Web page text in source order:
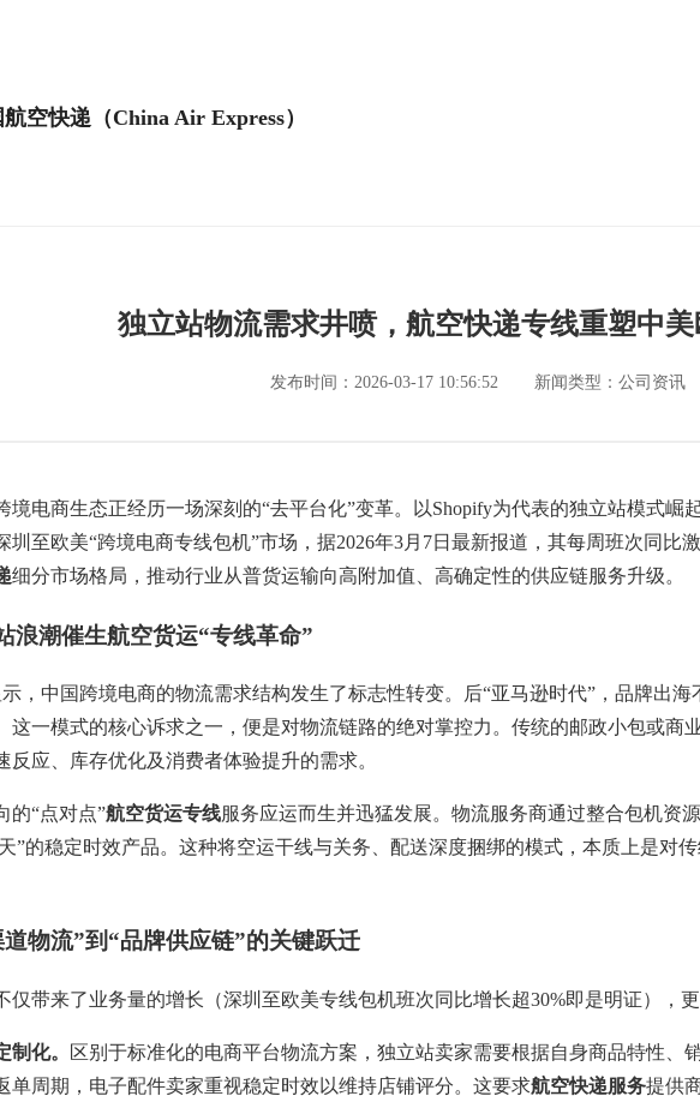
空快递（China Air Express）
独立站物流需求井喷，航空快递专线重塑中
发布时间：2026-03-17 10:56:52 新闻类型：公司资讯
境电商生态正经历一场深刻的“去平台化”变革。以Shopify为代表的独立站模式
圳至欧美“跨境电商专线包机”市场，据2026年3月7日最新报道，其每周班次同比
细分市场格局，推动行业从普货运输向高附加值、高确定性的供应链服务升级。
浪潮催生航空货运“专线革命”
，中国跨境电商的物流需求结构发生了标志性转变。后“亚马逊时代”，品牌出
这一模式的核心诉求之一，便是对物流链路的绝对掌控力。传统的邮政小包或商
应、库存优化及消费者体验提升的需求。
的“点对点”航空货运专线服务应运而生并迅猛发展。物流服务商通过整合包机资
”的稳定时效产品。这种将空运干线与关务、配送深度捆绑的模式，本质上是对
物流”到“品牌供应链”的关键跃迁
仅带来了业务量的增长（深圳至欧美专线包机班次同比增长超30%即是明证），
化。
区别于标准化的电商平台物流方案，独立站卖家需要根据自身商品特性、
单周期，电子配件卖家重视稳定时效以维持店铺评分。这要求航空快递服务提供